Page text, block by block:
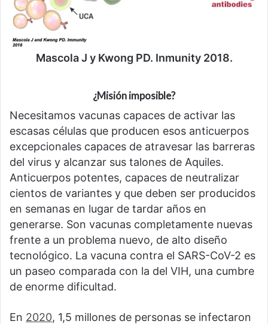
Mascola J y Kwong PD. Inmunity 2018.
¿Misión imposible?
Necesitamos vacunas capaces de activar las
escasas células que producen esos anticuerpos
excepcionales capaces de atravesar las barreras
del virus y alcanzar sus talones de Aquiles.
Anticuerpos potentes, capaces de neutralizar
cientos de variantes y que deben ser producidos
en semanas en lugar de tardar años en
generarse. Son vacunas completamente nuevas
frente a un problema nuevo, de alto diseño
tecnológico. La vacuna contra el SARS-CoV-2 es
un paseo comparada con la del VIH, una cumbre
de enorme dificultad.
En 2020, 1,5 millones de personas se infectaron